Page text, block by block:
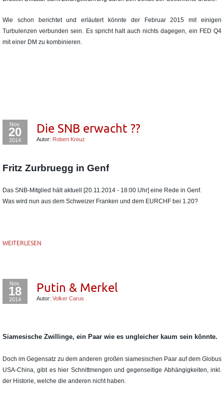
Wie schon berichtet und erläutert könnte der Februar 2015 mit einigen
Turbulenzen verbunden sein. Es spricht halt auch nichts dagegen, ein FED Q4
mit einer DM zu kombinieren.
Nov.
20
2014
Die SNB erwacht ??
Autor: Robert Kreuz
Fritz Zurbruegg in Genf
Das SNB-Mitglied hält aktuell [20.11.2014 - 18:00 Uhr] eine Rede in Genf.
Was wird nun aus dem Schweizer Franken und dem EURCHF bei 1.20?
WEITERLESEN
Nov.
18
2014
Putin & Merkel
Autor: Volker Carus
Siamesische Zwillinge, ein Paar wie es ungleicher kaum sein könnte.
Doch im Gegensatz zu dem anderen großen siamesischen Paar auf dem Globus
USA-China, gibt es hier Schnittmengen und gegenseitige Abhängigkeiten, inkl.
der Historie, welche die anderen nicht haben.